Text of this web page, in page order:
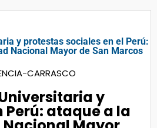
CARRASCO
y
Perú: ataque a la